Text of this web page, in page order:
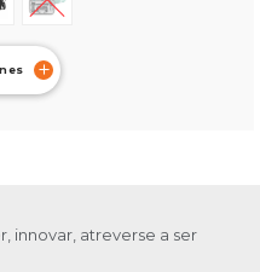
innovar, atreverse a ser